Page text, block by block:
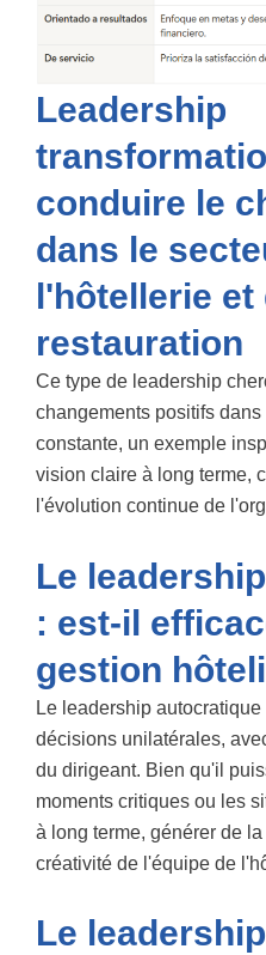
Leadership
conduire le
dans le
l'hôtellerie et
restauration
Ce type de leadership
changements positifs
constante, un exemple
vision claire à long terme,
l'évolution continue de
Le
: est-il
gestion
Le leadership
décisions unilatérales,
du dirigeant. Bien qu'il
moments critiques ou les
à long terme, générer de
créativité de l'équipe de
Le leadership